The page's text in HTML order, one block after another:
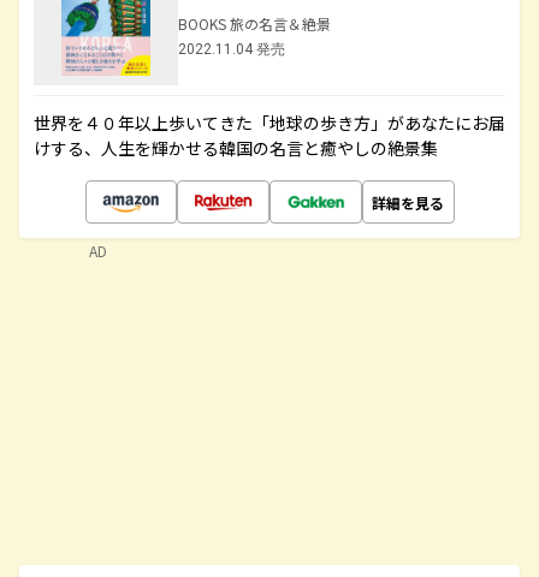
BOOKS 旅の名言＆絶景
2022.11.04 発売
世界を４０年以上歩いてきた「地球の歩き方」があなたにお届
けする、人生を輝かせる韓国の名言と癒やしの絶景集
詳細を見る
AD